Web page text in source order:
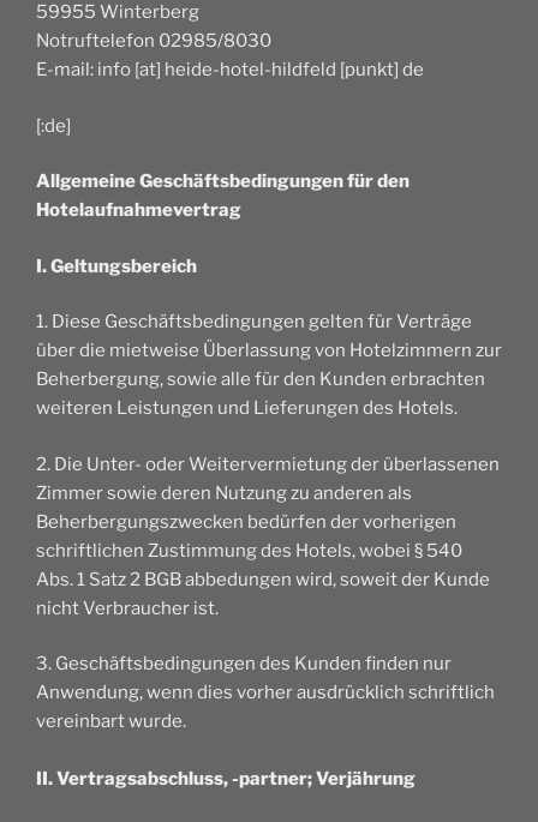
59955 Winterberg
Notruftelefon 02985/8030
E-mail: info [at] heide-hotel-hildfeld [punkt] de
[:de]
Allgemeine Geschäftsbedingungen für den
Hotelaufnahmevertrag
I. Geltungsbereich
1. Diese Geschäftsbedingungen gelten für Verträge
über die mietweise Überlassung von Hotelzimmern zur
Beherbergung, sowie alle für den Kunden erbrachten
weiteren Leistungen und Lieferungen des Hotels.
2. Die Unter- oder Weitervermietung der überlassenen
Zimmer sowie deren Nutzung zu anderen als
Beherbergungszwecken bedürfen der vorherigen
schriftlichen Zustimmung des Hotels, wobei § 540
Abs. 1 Satz 2 BGB abbedungen wird, soweit der Kunde
nicht Verbraucher ist.
3. Geschäftsbedingungen des Kunden finden nur
Anwendung, wenn dies vorher ausdrücklich schriftlich
vereinbart wurde.
II. Vertragsabschluss, -partner; Verjährung